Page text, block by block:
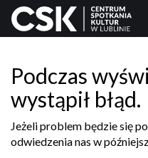
Podczas
wystąpił błąd.
Jeżeli problem będzie się
odwiedzenia nas w